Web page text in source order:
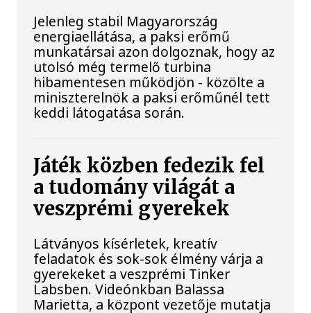
Jelenleg stabil Magyarország
energiaellátása, a paksi erőmű
munkatársai azon dolgoznak, hogy az
utolsó még termelő turbina
hibamentesen működjön - közölte a
miniszterelnök a paksi erőműnél tett
keddi látogatása során.
Játék közben fedezik fel
a tudomány világát a
veszprémi gyerekek
Látványos kísérletek, kreatív
feladatok és sok-sok élmény várja a
gyerekeket a veszprémi Tinker
Labsben. Videónkban Balassa
Marietta, a központ vezetője mutatja